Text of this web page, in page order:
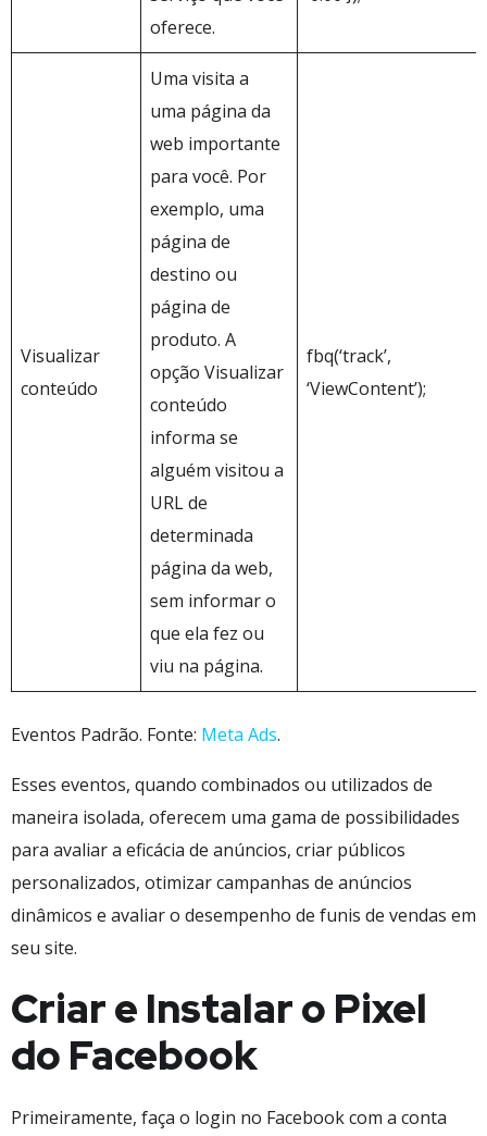
oferece.
Visualizar
conteúdo
Uma visita a
uma página da
web importante
para você. Por
exemplo, uma
página de
destino ou
página de
produto. A
opção Visualizar
conteúdo
informa se
alguém visitou a
URL de
determinada
página da web,
sem informar o
que ela fez ou
viu na página.
fbq(‘track’,
‘ViewContent’);
Eventos Padrão. Fonte: Meta Ads.
Esses eventos, quando combinados ou utilizados de
maneira isolada, oferecem uma gama de possibilidades
para avaliar a eficácia de anúncios, criar públicos
personalizados, otimizar campanhas de anúncios
dinâmicos e avaliar o desempenho de funis de vendas em
seu site.
Criar e Instalar o Pixel
do Facebook
Primeiramente, faça o login no Facebook com a conta